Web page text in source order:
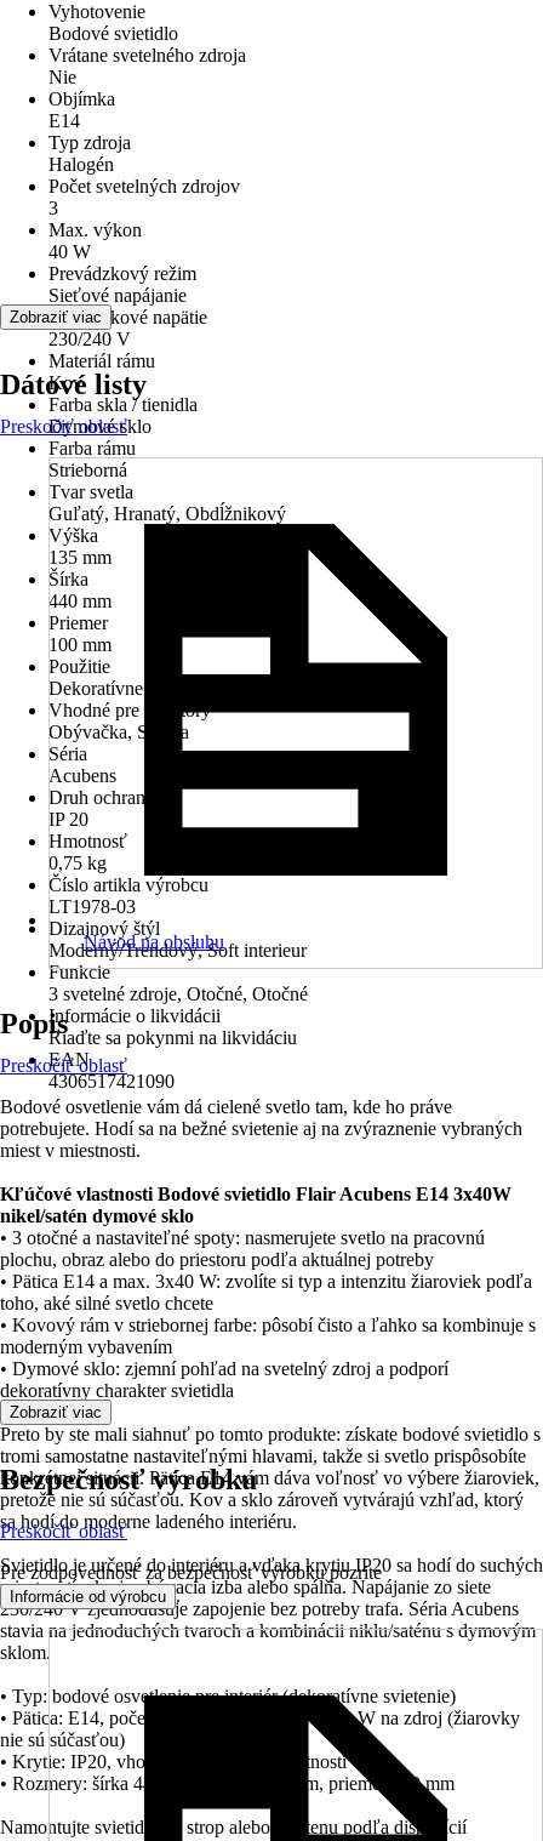
Vyhotovenie
Bodové svietidlo
Vrátane svetelného zdroja
Nie
Objímka
E14
Typ zdroja
Halogén
Počet svetelných zdrojov
3
Max. výkon
40 W
Prevádzkový režim
Sieťové napájanie
Prevádzkové napätie
230/240 V
Materiál rámu
Kov
Farba skla / tienidla
Dymové sklo
Farba rámu
Strieborná
Tvar svetla
Guľatý, Hranatý, Obdĺžnikový
Výška
135 mm
Šírka
440 mm
Priemer
100 mm
Použitie
Dekoratívne osvetlenie
Vhodné pre priestory
Obývačka, Spálňa
Séria
Acubens
Druh ochrany
IP 20
Hmotnosť
0,75 kg
Číslo artikla výrobcu
LT1978-03
Dizajnový štýl
Moderný/Trendový, Soft interieur
Funkcie
3 svetelné zdroje, Otočné, Otočné
Informácie o likvidácii
Riaďte sa pokynmi na likvidáciu
EAN
4306517421090
Zobraziť viac
Dátové listy
Preskočiť oblasť
Návod na obsluhu
Popis
Preskočiť oblasť
Bodové osvetlenie vám dá cielené svetlo tam, kde ho práve
potrebujete. Hodí sa na bežné svietenie aj na zvýraznenie vybraných
miest v miestnosti.
Kľúčové vlastnosti Bodové svietidlo Flair Acubens E14 3x40W
nikel/satén dymové sklo
• 3 otočné a nastaviteľné spoty: nasmerujete svetlo na pracovnú
plochu, obraz alebo do priestoru podľa aktuálnej potreby
• Pätica E14 a max. 3x40 W: zvolíte si typ a intenzitu žiaroviek podľa
toho, aké silné svetlo chcete
• Kovový rám v striebornej farbe: pôsobí čisto a ľahko sa kombinuje s
moderným vybavením
• Dymové sklo: zjemní pohľad na svetelný zdroj a podporí
dekoratívny charakter svietidla
Preto by ste mali siahnuť po tomto produkte: získate bodové svietidlo s
tromi samostatne nastaviteľnými hlavami, takže si svetlo prispôsobíte
konkrétnej situácii. Pätica E14 vám dáva voľnosť vo výbere žiaroviek,
pretože nie sú súčasťou. Kov a sklo zároveň vytvárajú vzhľad, ktorý
sa hodí do moderne ladeného interiéru.
Svietidlo je určené do interiéru a vďaka krytiu IP20 sa hodí do suchých
miestností, ako je obývacia izba alebo spálňa. Napájanie zo siete
230/240 V zjednodušuje zapojenie bez potreby trafa. Séria Acubens
stavia na jednoduchých tvaroch a kombinácii niklu/saténu s dymovým
sklom.
• Typ: bodové osvetlenie pre interiér (dekoratívne svietenie)
• Pätica: E14, počet zdrojov 3, max. výkon 40 W na zdroj (žiarovky
nie sú súčasťou)
• Krytie: IP20, vhodné do suchých miestností
• Rozmery: šírka 440 mm, výška 135 mm, priemer 100 mm
Namontujte svietidlo na strop alebo na stenu podľa dispozícií
Zobraziť viac
Bezpečnosť výrobku
Preskočiť oblasť
Pre zodpovednosť za bezpečnosť výrobku pozrite
Informácie od výrobcu .